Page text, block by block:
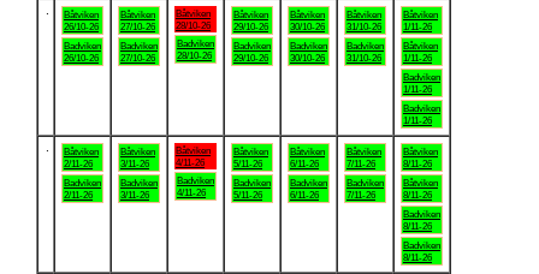
Båtviken
26/10-26
Badviken
26/10-26
Båtviken
27/10-26
Badviken
27/10-26
Båtviken
28/10-26
Badviken
28/10-26
Båtviken
29/10-26
Badviken
29/10-26
Båtviken
30/10-26
Badviken
30/10-26
Båtviken
31/10-26
Badviken
31/10-26
Båtviken
1/11-26
Båtviken
1/11-26
Badviken
1/11-26
Badviken
1/11-26
Båtviken
2/11-26
Badviken
2/11-26
Båtviken
3/11-26
Badviken
3/11-26
Båtviken
4/11-26
Badviken
4/11-26
Båtviken
5/11-26
Badviken
5/11-26
Båtviken
6/11-26
Badviken
6/11-26
Båtviken
7/11-26
Badviken
7/11-26
Båtviken
8/11-26
Båtviken
8/11-26
Badviken
8/11-26
Badviken
8/11-26